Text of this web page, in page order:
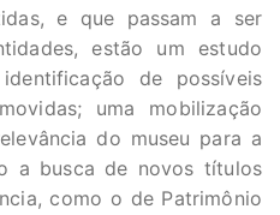
e que passam a ser
estão um estudo
de possíveis
uma mobilização
do museu para a
a busca de novos títulos
como o de Patrimônio